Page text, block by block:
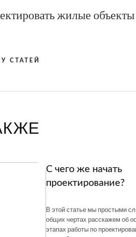
жилые
СТАТЕЙ
С чего же начать
проектирование?
В этой статье мы простыми
общих чертах расскажем об
этапах работы по